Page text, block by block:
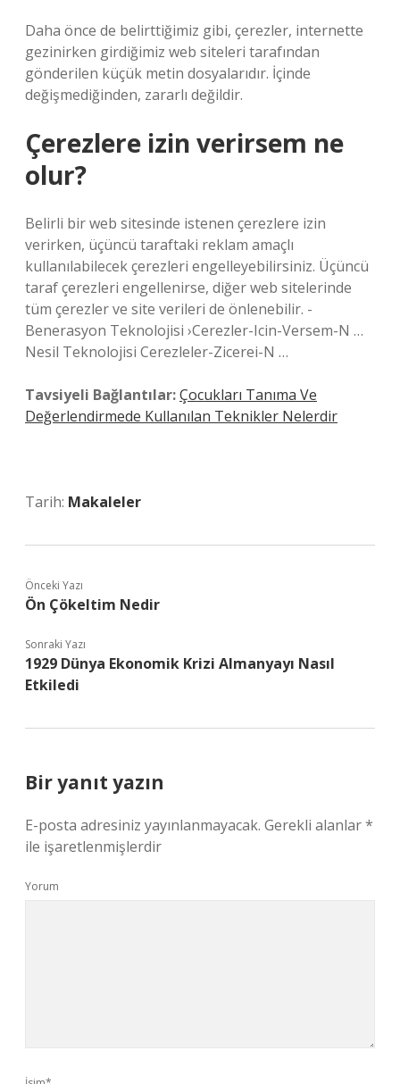
Daha önce de belirttiğimiz gibi, çerezler, internette
gezinirken girdiğimiz web siteleri tarafından
gönderilen küçük metin dosyalarıdır. İçinde
değişmediğinden, zararlı değildir.
Çerezlere izin verirsem ne
olur?
Belirli bir web sitesinde istenen çerezlere izin
verirken, üçüncü taraftaki reklam amaçlı
kullanılabilecek çerezleri engelleyebilirsiniz. Üçüncü
taraf çerezleri engellenirse, diğer web sitelerinde
tüm çerezler ve site verileri de önlenebilir. -
Benerasyon Teknolojisi ›Cerezler-Icin-Versem-N …
Nesil Teknolojisi Cerezleler-Zicerei-N …
Tavsiyeli Bağlantılar:Çocukları Tanıma Ve
Değerlendirmede Kullanılan Teknikler Nelerdir
Tarih: Makaleler
Önceki Yazı
Ön Çökeltim Nedir
Sonraki Yazı
1929 Dünya Ekonomik Krizi Almanyayı Nasıl
Etkiledi
Bir yanıt yazın
E-posta adresiniz yayınlanmayacak. Gerekli alanlar*
ile işaretlenmişlerdir
Yorum